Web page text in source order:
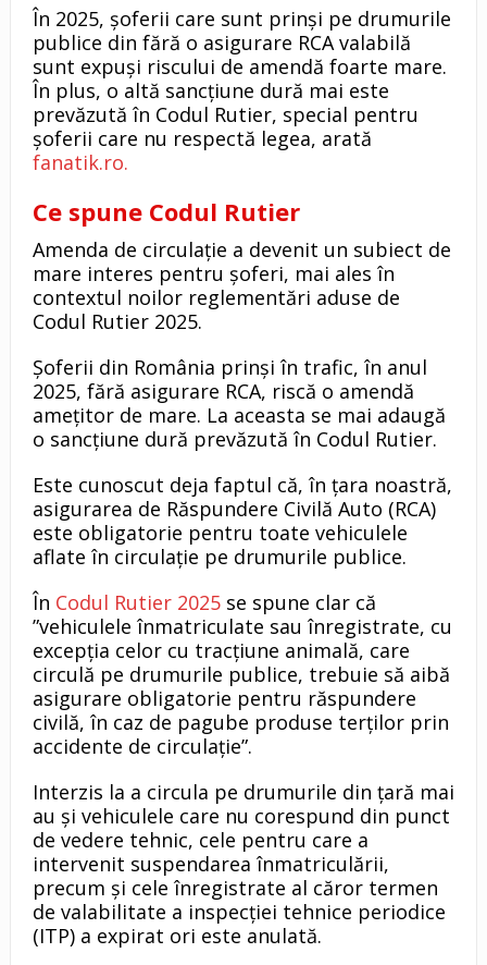
În 2025, șoferii care sunt prinși pe drumurile
publice din fără o asigurare RCA valabilă
sunt expuși riscului de amendă foarte mare.
În plus, o altă sancțiune dură mai este
prevăzută în Codul Rutier, special pentru
șoferii care nu respectă legea, arată
fanatik.ro.
Ce spune Codul Rutier
Amenda de circulație a devenit un subiect de
mare interes pentru șoferi, mai ales în
contextul noilor reglementări aduse de
Codul Rutier 2025.
Șoferii din România prinși în trafic, în anul
2025, fără asigurare RCA, riscă o amendă
amețitor de mare. La aceasta se mai adaugă
o sancțiune dură prevăzută în Codul Rutier.
Este cunoscut deja faptul că, în țara noastră,
asigurarea de Răspundere Civilă Auto (RCA)
este obligatorie pentru toate vehiculele
aflate în circulație pe drumurile publice.
În Codul Rutier 2025se spune clar că
”vehiculele înmatriculate sau înregistrate, cu
excepția celor cu tracțiune animală, care
circulă pe drumurile publice, trebuie să aibă
asigurare obligatorie pentru răspundere
civilă, în caz de pagube produse terților prin
accidente de circulație”.
Interzis la a circula pe drumurile din țară mai
au și vehiculele care nu corespund din punct
de vedere tehnic, cele pentru care a
intervenit suspendarea înmatriculării,
precum și cele înregistrate al căror termen
de valabilitate a inspecției tehnice periodice
(ITP) a expirat ori este anulată.